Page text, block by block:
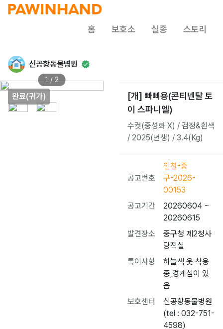
홈 보호소 실종 스토리
신공항동물병원
완료(귀가)
1 / 2
[개] 빠삐용(콘티넨탈 토
이 스파니엘)
수컷(중성화 X) / 검정&흰색
/ 2025(년생) / 3.4(Kg)
공고번호
인천-중
구-2026-
00153
공고기간
20260604 ~
20260615
발견장소
중구청 제2청사
당직실
특이사항
하늘색 옷 착용
중,경계심이 있
음
보호센터
신공항동물병원
(tel : 032-751-
4598)